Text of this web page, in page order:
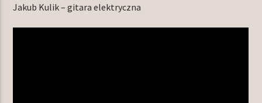
Jakub Kulik – gitara elektryczna